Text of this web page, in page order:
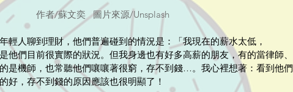
作者/蘇文奕   圖片來源/Unsplash
輕人聊到理財，他們普遍碰到的情況是：「我現在的薪水太低，
他們目前很實際的狀況。但我身邊也有好多高薪的朋友，有的當律師、
是機師，也常聽他們嚷嚷著很窮，存不到錢…。我心裡想著：看到他們
好，存不到錢的原因應該也很明顯了！